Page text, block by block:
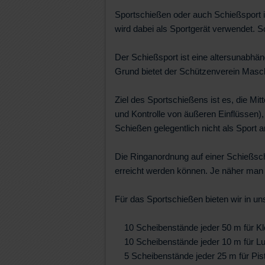
Sportschießen oder auch
wird dabei als Sportgerät verwendet.
Der Schießsport ist eine
Grund bietet der Schützenverein
Ziel des Sportschießens ist es, die
und Kontrolle von äußeren
Schießen gelegentlich nicht als Sport
Die Ringanordnung auf einer
erreicht werden können. Je näher
Für das Sportschießen bieten wir in
10 Scheibenstände jeder 50 m für
10 Scheibenstände jeder 10 m für
5 Scheibenstände jeder 25 m für